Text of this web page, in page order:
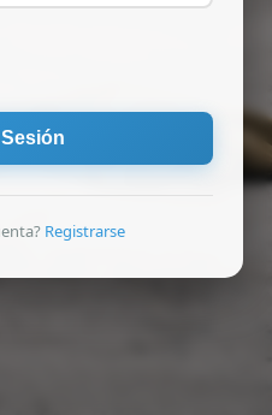
Sesión
Registrarse